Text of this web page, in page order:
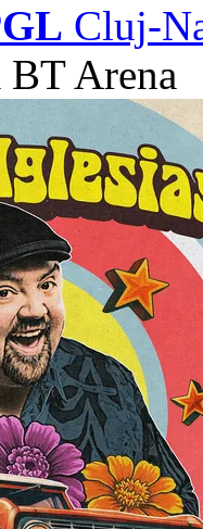
Cluj-
BT Arena